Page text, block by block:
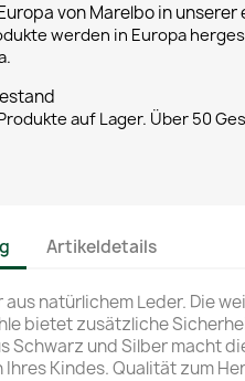
von Marelbo in unserer
werden in Europa
auf Lager. Über 50
Artikeldetails
natürlichem Leder. Die
bietet zusätzliche
Schwarz und Silber macht
Ihres Kindes. Qualität zum